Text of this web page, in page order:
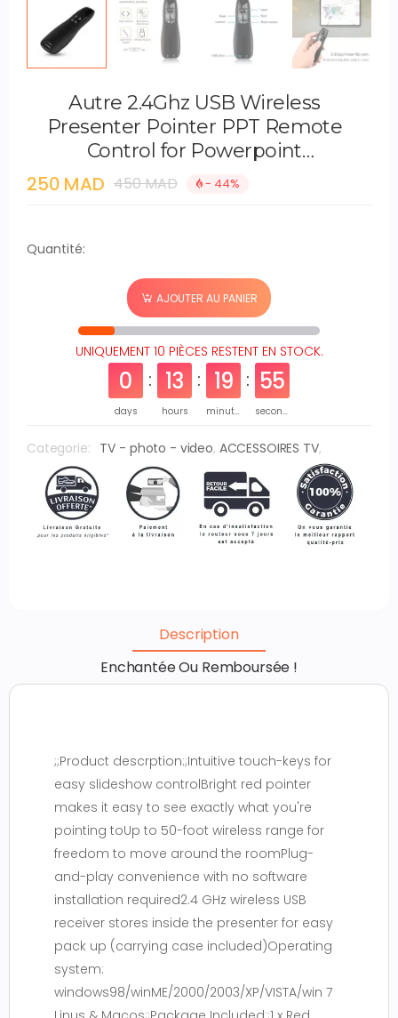
Autre 2.4Ghz USB Wireless
Presenter Pointer PPT Remote
Control for Powerpoint
Presentation For Office School
250 MAD 450 MAD - 44%
Quantité:
AJOUTER AU PANIER
UNIQUEMENT 10 PIÈCES RESTENT EN STOCK.
0
days
13
hours
19
minutes
55
seconds
Categorie: TV - photo - video, ACCESSOIRES TV,
Description
Enchantée Ou Remboursée !
;;Product descrption:;Intuitive touch-keys for
easy slideshow controlBright red pointer
makes it easy to see exactly what you're
pointing toUp to 50-foot wireless range for
freedom to move around the roomPlug-
and-play convenience with no software
installation required2.4 GHz wireless USB
receiver stores inside the presenter for easy
pack up (carrying case included)Operating
system:
windows98/winME/2000/2003/XP/VISTA/win 7